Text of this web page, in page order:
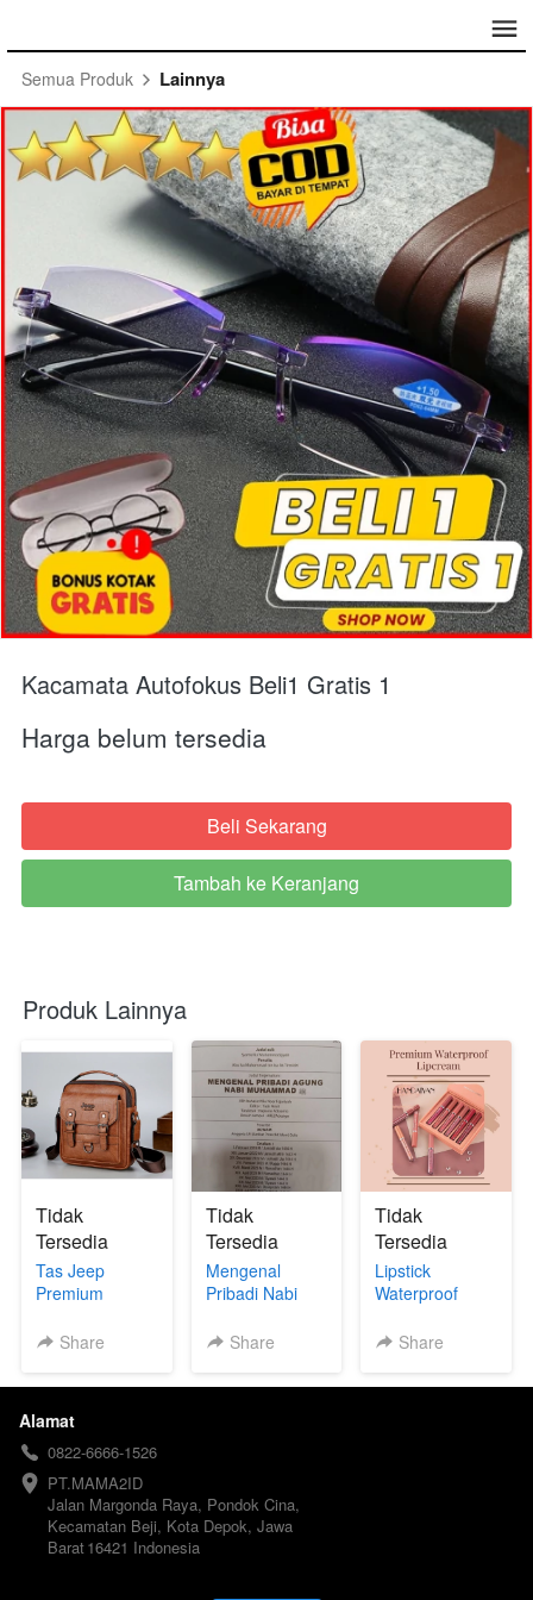
Semua Produk Lainnya
Kacamata Autofokus Beli1 Gratis 1
Harga belum tersedia
`Beli Sekarang
`
Tambah ke Keranjang
Produk Lainnya
Tidak
Tersedia
Tas Jeep
Premium
Share
Tidak
Tersedia
Mengenal
Pribadi Nabi
Share
Tidak
Tersedia
Lipstick
Waterproof
Share
Alamat
0822-6666-1526
PT.MAMA2ID
Jalan Margonda Raya, Pondok Cina,
Kecamatan Beji, Kota Depok, Jawa
Barat 16421 Indonesia